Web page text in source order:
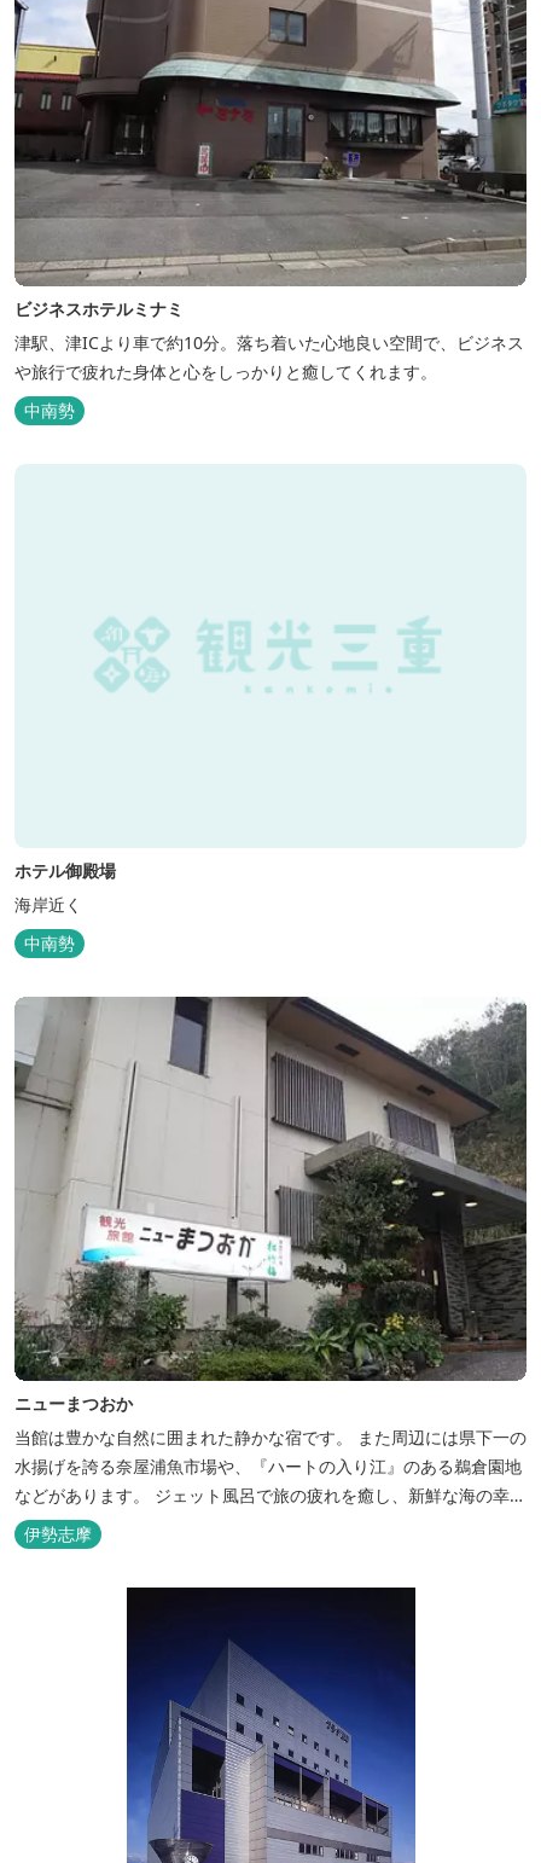
ビジネスホテルミナミ
津駅、津ICより車で約10分。落ち着いた心地良い空間で、ビジネス
や旅行で疲れた身体と心をしっかりと癒してくれます。
中南勢
ホテル御殿場
海岸近く
中南勢
ニューまつおか
当館は豊かな自然に囲まれた静かな宿です。 また周辺には県下一の
水揚げを誇る奈屋浦魚市場や、『ハートの入り江』のある鵜倉園地
などがあります。 ジェット風呂で旅の疲れを癒し、新鮮な海の幸を
どうぞお楽しみください。 ゆったりと・・のんびりと・・くつろぎ
の時間がここにあります。
伊勢志摩